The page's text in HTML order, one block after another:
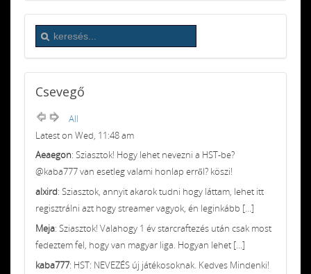
Csevegő
All
Latest on Wed, 11:48 am
Aeaegon: Sziasztok! Hogy lehet nevezni a HST-be?
@kaba777 van esetleg valami honlap erről? köszi!
alxird: Sziasztok, annyit akarok tudni hogy láttam, lehet itt
regisztrálni azt hogy streamer vagyok, én leginkább [...]
Meja: Sziasztok! Valahogy 1 év starcraftezés után csak most
fedeztem fel, hogy van magyar liga. Hogyan lehet [...]
kaba777: HST: NEVEZÉS új játékosoknak. Kedves Mindenki!